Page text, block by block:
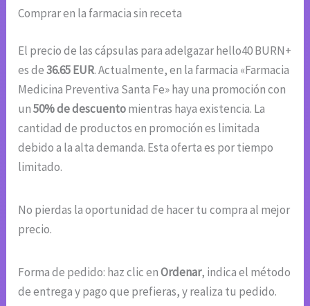
Comprar en la farmacia sin receta
El precio de las cápsulas para adelgazar hello40 BURN+
es de36.65 EUR. Actualmente, en la farmacia «Farmacia
Medicina Preventiva Santa Fe» hay una promoción con
un50% de descuentomientras haya existencia. La
cantidad de productos en promoción es limitada
debido a la alta demanda. Esta oferta es por tiempo
limitado.
No pierdas la oportunidad de hacer tu compra al mejor
precio.
Forma de pedido: haz clic enOrdenar, indica el método
de entrega y pago que prefieras, y realiza tu pedido.